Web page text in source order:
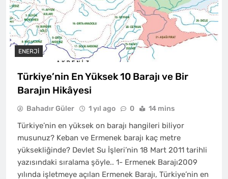
ENERJI
Türkiye’nin En Yüksek 10 Barajı ve Bir
Barajın Hikâyesi
Bahadır Güler 1 yıl ago 0 14 mins
Türkiye’nin en yüksek on barajı hangileri biliyor
musunuz? Keban ve Ermenek barajı kaç metre
yüksekliğinde? Devlet Su İşleri’nin 18 Mart 2011 tarihli
yazısındaki sıralama şöyle.. 1- Ermenek Barajı2009
yılında işletmeye açılan Ermenek Barajı, Türkiye’nin en